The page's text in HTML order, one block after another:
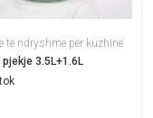
të ndryshme për kuzhinë
pjekje 3.5L+1.6L